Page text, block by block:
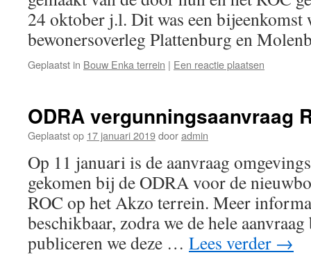
24 oktober j.l. Dit was een bijeenkomst
bewonersoverleg Plattenburg en
Geplaatst in Bouw Enka terrein | Een reactie plaatsen
ODRA vergunningsaanvraag
Geplaatst op 17 januari 2019dooradmin
Op 11 januari is de aanvraag
gekomen bij de ODRA voor de
ROC op het Akzo terrein. Meer
beschikbaar, zodra we de hele
publiceren we deze … Lees verder →